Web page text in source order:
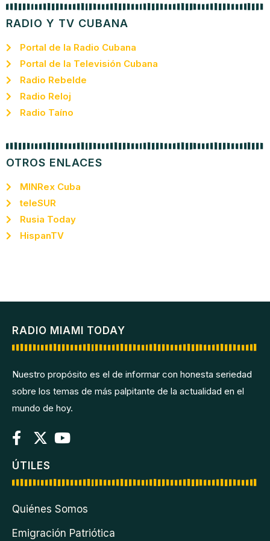
RADIO Y TV CUBANA
Portal de la Radio Cubana
Portal de la Televisión Cubana
Radio Rebelde
Radio Reloj
Radio Taíno
OTROS ENLACES
MINRex Cuba
teleSUR
Rusia Today
HispanTV
RADIO MIAMI TODAY
Nuestro propósito es el de informar con honesta seriedad
sobre los temas de más palpitante de la actualidad en el
mundo de hoy.
ÚTILES
Quiénes Somos
Emigración Patriótica